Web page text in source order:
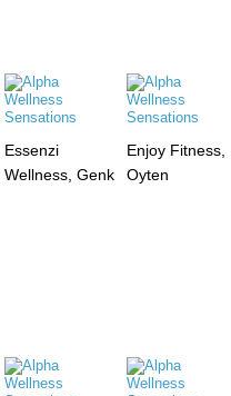
Essenzi
Wellness, Genk
Enjoy Fitness,
Oyten